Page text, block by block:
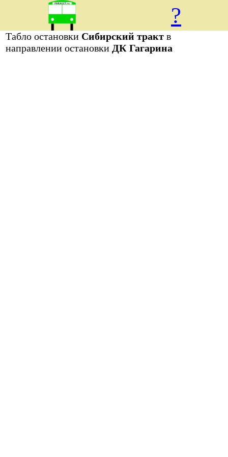
?
Табло остановки Сибирский трактв
направлении остановки ДК Гагарина